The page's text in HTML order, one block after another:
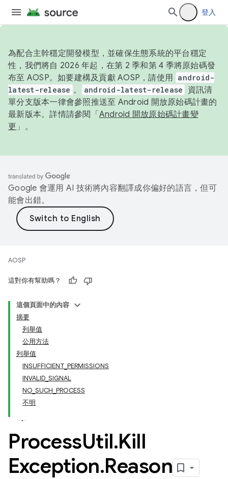
登入
為配合主幹穩定開發模型，並確保生態系統的平台穩定
性，我們將自 2026 年起，在第 2 季和第 4 季將原始碼發
布至 AOSP。如要建構及貢獻 AOSP，請使用 android-
latest-release 。 android-latest-release
資訊清
單分支版本一律會參照推送至 Android 開放原始碼計畫的
最新版本。詳情請參閱「 Android 開放原始碼計畫變
更 」。
Google 會運用 AI 技術將內容翻譯成你偏好的語言，但可
能會出錯。
AOSP
這對你有幫助嗎？
這個頁面中的內容
摘要
列舉值
公用方法
列舉值
INSUFFICIENT_PERMISSIONS
INVALID_SIGNAL
NO_SUCH_PROCESS
不明
ProcessUtil.Kill
Exception.Reason